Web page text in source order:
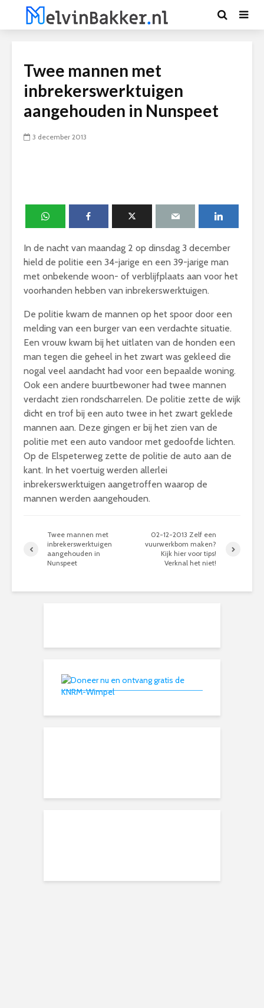
Twee mannen met
inbrekerswerktuigen
aangehouden in Nunspeet
3 december 2013
In de nacht van maandag 2 op dinsdag 3 december
hield de politie een 34-jarige en een 39-jarige man
met onbekende woon- of verblijfplaats aan voor het
voorhanden hebben van inbrekerswerktuigen.
De politie kwam de mannen op het spoor door een
melding van een burger van een verdachte situatie.
Een vrouw kwam bij het uitlaten van de honden een
man tegen die geheel in het zwart was gekleed die
nogal veel aandacht had voor een bepaalde woning.
Ook een andere buurtbewoner had twee mannen
verdacht zien rondscharrelen. De politie zette de wijk
dicht en trof bij een auto twee in het zwart geklede
mannen aan. Deze gingen er bij het zien van de
politie met een auto vandoor met gedoofde lichten.
Op de Elspeterweg zette de politie de auto aan de
kant. In het voertuig werden allerlei
inbrekerswerktuigen aangetroffen waarop de
mannen werden aangehouden.
Twee mannen met
inbrekerswerktuigen
aangehouden in
Nunspeet
02-12-2013 Zelf een
vuurwerkbom maken?
Kijk hier voor tips!
Verknal het niet!